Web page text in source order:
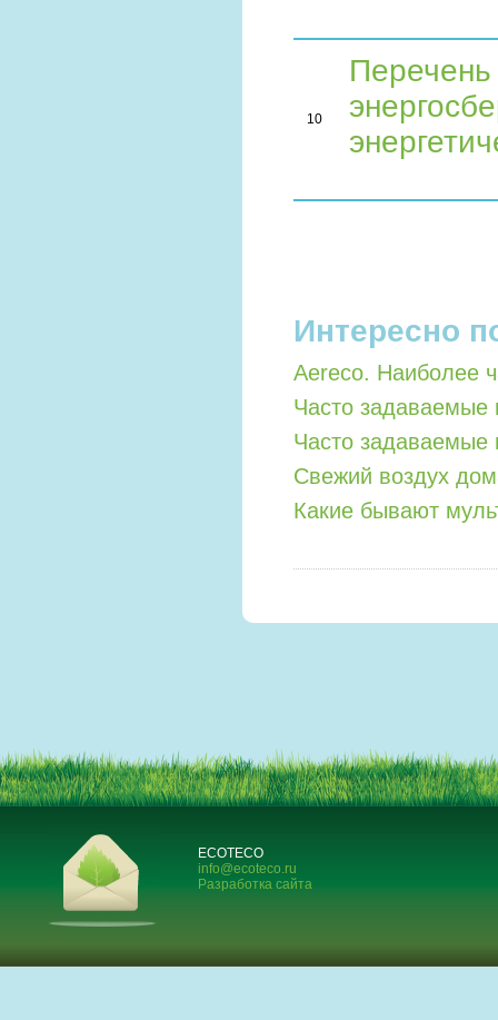
10
Интересно
Aereco. Наиболее
Часто задаваемые
Часто задаваемые
Свежий воздух
Какие бывают
ECOTECO
info@ecoteco.ru
Разработка сайта